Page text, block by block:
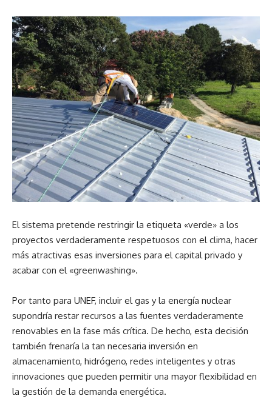
El sistema pretende restringir la etiqueta «verde» a los
proyectos verdaderamente respetuosos con el clima, hacer
más atractivas esas inversiones para el capital privado y
acabar con el «greenwashing».
Por tanto para UNEF, incluir el gas y la energía nuclear
supondría restar recursos a las fuentes verdaderamente
renovables en la fase más crítica. De hecho, esta decisión
también frenaría la tan necesaria inversión en
almacenamiento, hidrógeno, redes inteligentes y otras
innovaciones que pueden permitir una mayor flexibilidad en
la gestión de la demanda energética.